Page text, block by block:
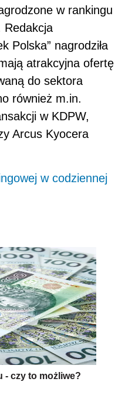
w rankingu
Redakcja
Polska” nagrodziła
atrakcyjna ofertę
do sektora
również m.in.
w KDPW,
Arcus Kyocera
w codziennej
czy to możliwe?